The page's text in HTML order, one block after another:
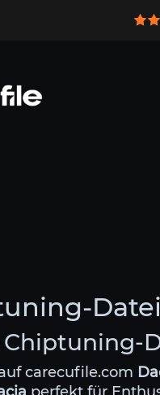
Chiptuning-
carecufile.com